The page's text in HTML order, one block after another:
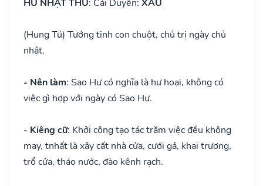
HƯ NHẬT THỬ: Cái Duyên: XẤU
(Hung Tú) Tướng tinh con chuột, chủ trị ngày chủ
nhật.
- Nên làm: Sao Hư có nghĩa là hư hoại, không có
việc gì hợp với ngày có Sao Hư.
- Kiêng cữ: Khởi công tạo tác trăm việc đều không
may, tnhất là xây cất nhà cửa, cưới gả, khai trương,
trổ cửa, tháo nước, đào kênh rạch.